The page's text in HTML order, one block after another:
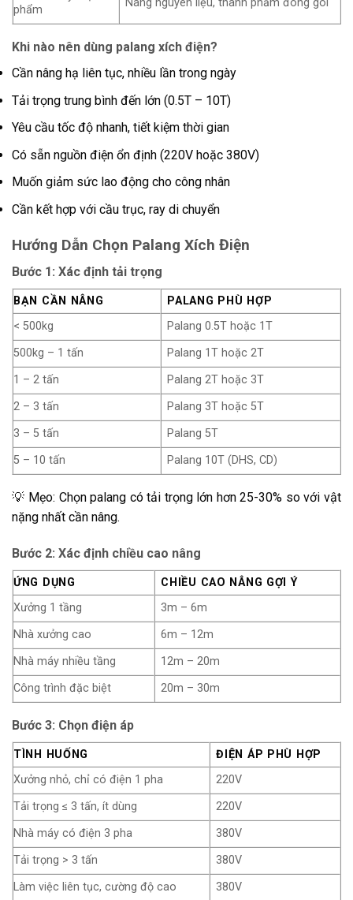
phẩm
Nâng nguyên liệu, thành phẩm đóng gói
Khi nào nên dùng palang xích điện?
Cần nâng hạ liên tục, nhiều lần trong ngày
Tải trọng trung bình đến lớn (0.5T – 10T)
Yêu cầu tốc độ nhanh, tiết kiệm thời gian
Có sẵn nguồn điện ổn định (220V hoặc 380V)
Muốn giảm sức lao động cho công nhân
Cần kết hợp với cầu trục, ray di chuyển
Hướng Dẫn Chọn Palang Xích Điện
Bước 1: Xác định tải trọng
BẠN CẦN NÂNG
PALANG PHÙ HỢP
< 500kg
Palang 0.5T hoặc 1T
500kg – 1 tấn
Palang 1T hoặc 2T
1 – 2 tấn
Palang 2T hoặc 3T
2 – 3 tấn
Palang 3T hoặc 5T
3 – 5 tấn
Palang 5T
5 – 10 tấn
Palang 10T (DHS, CD)
💡 Mẹo: Chọn palang có tải trọng lớn hơn 25-30% so với vật
nặng nhất cần nâng.
Bước 2: Xác định chiều cao nâng
ỨNG DỤNG
CHIỀU CAO NÂNG GỢI Ý
Xưởng 1 tầng
3m – 6m
Nhà xưởng cao
6m – 12m
Nhà máy nhiều tầng
12m – 20m
Công trình đặc biệt
20m – 30m
Bước 3: Chọn điện áp
TÌNH HUỐNG
ĐIỆN ÁP PHÙ HỢP
Xưởng nhỏ, chỉ có điện 1 pha
220V
Tải trọng ≤ 3 tấn, ít dùng
220V
Nhà máy có điện 3 pha
380V
Tải trọng > 3 tấn
380V
Làm việc liên tục, cường độ cao
380V